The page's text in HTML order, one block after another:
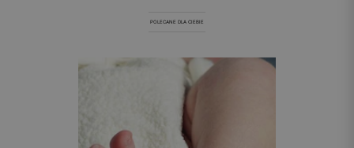
POLECANE DLA CIEBIE